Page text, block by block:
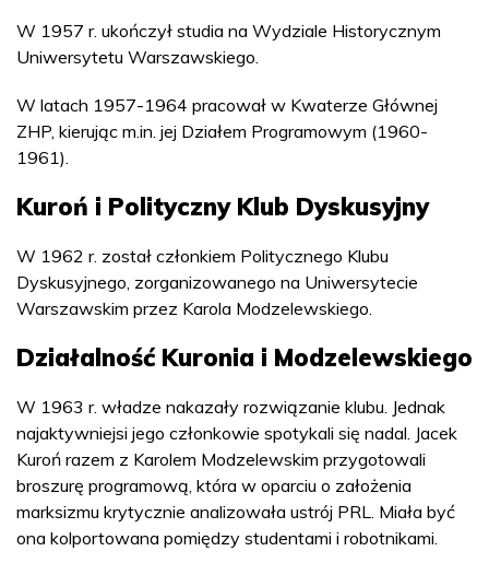
W 1957 r. ukończył studia na Wydziale Historycznym
Uniwersytetu Warszawskiego.
W latach 1957-1964 pracował w Kwaterze Głównej
ZHP, kierując m.in. jej Działem Programowym (1960-
1961).
Kuroń i Polityczny Klub Dyskusyjny
W 1962 r. został członkiem Politycznego Klubu
Dyskusyjnego, zorganizowanego na Uniwersytecie
Warszawskim przez Karola Modzelewskiego.
Działalność Kuronia i Modzelewskiego
W 1963 r. władze nakazały rozwiązanie klubu. Jednak
najaktywniejsi jego członkowie spotykali się nadal. Jacek
Kuroń razem z Karolem Modzelewskim przygotowali
broszurę programową, która w oparciu o założenia
marksizmu krytycznie analizowała ustrój PRL. Miała być
ona kolportowana pomiędzy studentami i robotnikami.